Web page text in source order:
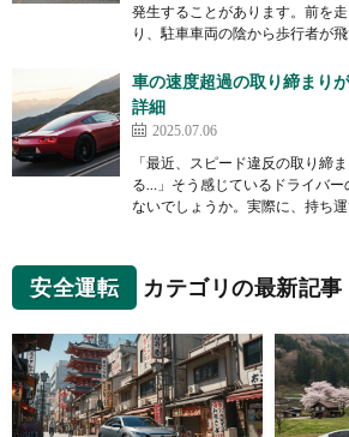
発生することがあります。前を
り、駐車車両の陰から歩行者が
車の速度超過の取り締まり
詳細
2025.07.06
「最近、スピード違反の取り締
る…」そう感じているドライバ
ないでしょうか。実際に、持ち
安全運転 カテゴリの最新記事